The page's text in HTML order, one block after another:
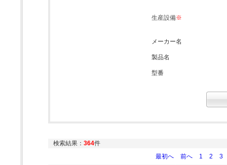
生産設備※
メーカー名
製品名
型番
検索結果： 364件
最初へ
前へ 1 2 3